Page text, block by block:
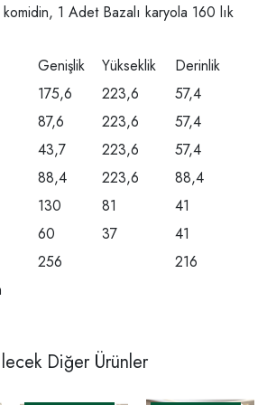
1 Adet Bazalı karyola 160 lık
Genişlik Yükseklik
Derinlik
175,6 223,6
57,4
87,6 223,6
57,4
43,7 223,6
57,4
88,4 223,6
88,4
130 81
41
60 37
41
256
216
Diğer Ürünler